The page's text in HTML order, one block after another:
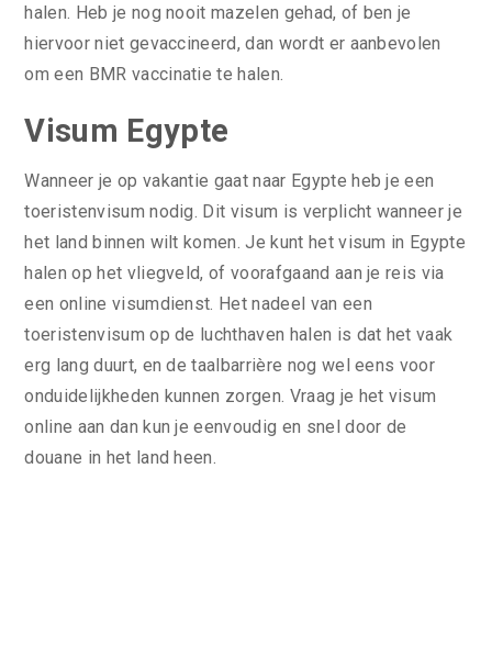
halen. Heb je nog nooit mazelen gehad, of ben je
hiervoor niet gevaccineerd, dan wordt er aanbevolen
om een BMR vaccinatie te halen.
Visum Egypte
Wanneer je op vakantie gaat naar Egypte heb je een
toeristenvisum nodig. Dit visum is verplicht wanneer je
het land binnen wilt komen. Je kunt het visum in Egypte
halen op het vliegveld, of voorafgaand aan je reis via
een online visumdienst. Het nadeel van een
toeristenvisum op de luchthaven halen is dat het vaak
erg lang duurt, en de taalbarrière nog wel eens voor
onduidelijkheden kunnen zorgen. Vraag je het visum
online aan dan kun je eenvoudig en snel door de
douane in het land heen.